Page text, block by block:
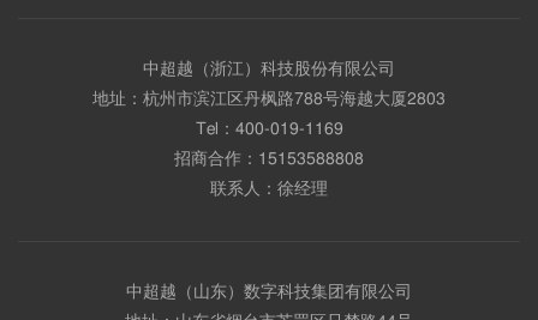
中超越（浙江）科技股份有限公司
地址：杭州市滨江区丹枫路788号海越大厦2803
Tel： 400-019-1169
招商合作： 15153588808
联系人：徐经理
中超越（山东）数字科技集团有限公司